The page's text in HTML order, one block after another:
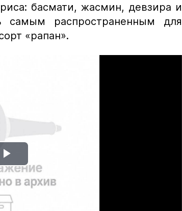
басмати, жасмин, девзира и
самым распространенным для
«рапан».
Play
Video